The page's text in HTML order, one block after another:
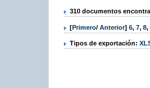
310 documentos
[Primero/ Anterior] 6, 7, 8,
Tipos de exportación: